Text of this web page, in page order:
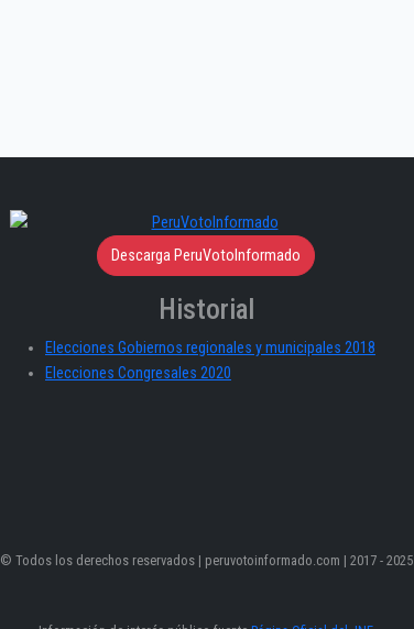
Descarga PeruVotoInformado
Historial
Elecciones Gobiernos regionales y municipales 2018
Elecciones Congresales 2020
© Todos los derechos reservados | peruvotoinformado.com | 2017 - 2025